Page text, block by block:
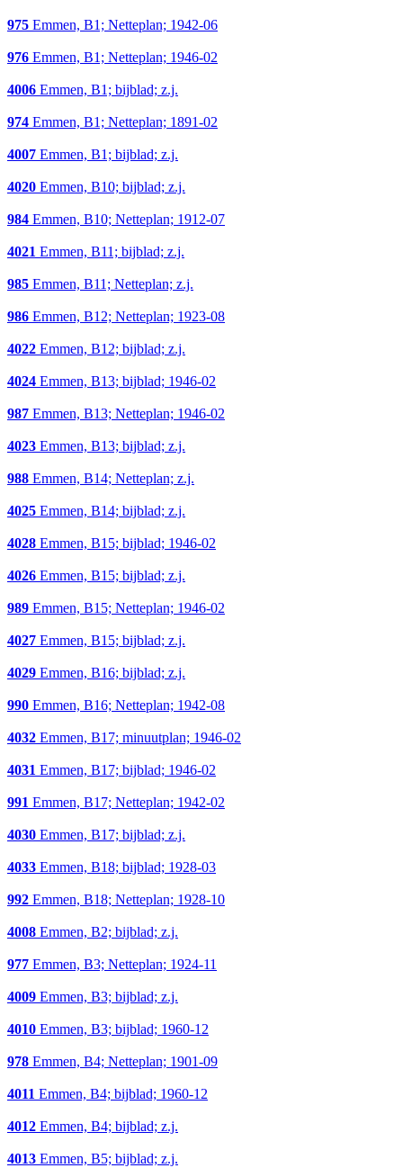
975 Emmen, B1; Netteplan; 1942-06
976 Emmen, B1; Netteplan; 1946-02
4006 Emmen, B1; bijblad; z.j.
974 Emmen, B1; Netteplan; 1891-02
4007 Emmen, B1; bijblad; z.j.
4020 Emmen, B10; bijblad; z.j.
984 Emmen, B10; Netteplan; 1912-07
4021 Emmen, B11; bijblad; z.j.
985 Emmen, B11; Netteplan; z.j.
986 Emmen, B12; Netteplan; 1923-08
4022 Emmen, B12; bijblad; z.j.
4024 Emmen, B13; bijblad; 1946-02
987 Emmen, B13; Netteplan; 1946-02
4023 Emmen, B13; bijblad; z.j.
988 Emmen, B14; Netteplan; z.j.
4025 Emmen, B14; bijblad; z.j.
4028 Emmen, B15; bijblad; 1946-02
4026 Emmen, B15; bijblad; z.j.
989 Emmen, B15; Netteplan; 1946-02
4027 Emmen, B15; bijblad; z.j.
4029 Emmen, B16; bijblad; z.j.
990 Emmen, B16; Netteplan; 1942-08
4032 Emmen, B17; minuutplan; 1946-02
4031 Emmen, B17; bijblad; 1946-02
991 Emmen, B17; Netteplan; 1942-02
4030 Emmen, B17; bijblad; z.j.
4033 Emmen, B18; bijblad; 1928-03
992 Emmen, B18; Netteplan; 1928-10
4008 Emmen, B2; bijblad; z.j.
977 Emmen, B3; Netteplan; 1924-11
4009 Emmen, B3; bijblad; z.j.
4010 Emmen, B3; bijblad; 1960-12
978 Emmen, B4; Netteplan; 1901-09
4011 Emmen, B4; bijblad; 1960-12
4012 Emmen, B4; bijblad; z.j.
4013 Emmen, B5; bijblad; z.j.